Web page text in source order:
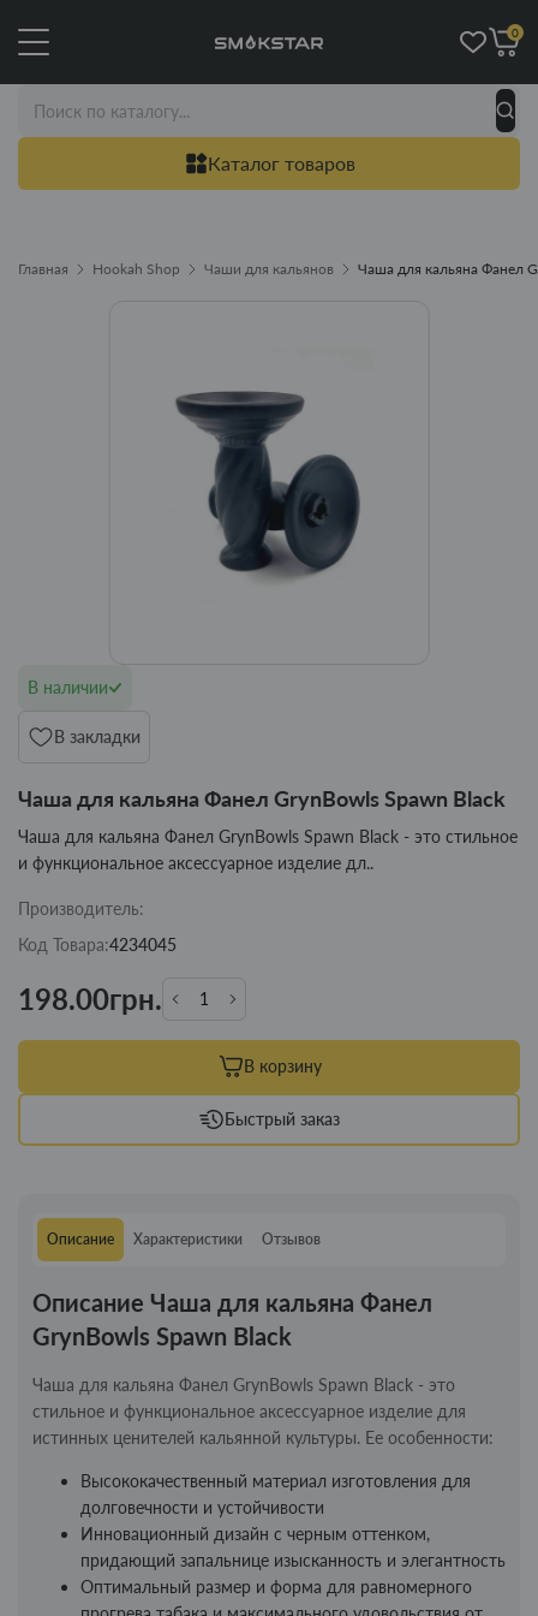
Каталог товаров
0
Главная Hookah Shop Чаши для кальянов Чаша для кальяна Фанел
В наличии
В закладки
Чаша для кальяна Фанел GrynBowls Spawn Black
Чаша для кальяна Фанел GrynBowls Spawn Black - это стильное
и функциональное аксессуарное изделие дл..
Производитель:
Код Товара:4234045
198.00грн.
В корзину
Быстрый заказ
Описание Характеристики Отзывов
Описание Чаша для кальяна Фанел
GrynBowls Spawn Black
Чаша для кальяна Фанел GrynBowls Spawn Black - это
стильное и функциональное аксессуарное изделие для
истинных ценителей кальянной культуры. Ее особенности:
Высококачественный материал изготовления для
долговечности и устойчивости
Инновационный дизайн с черным оттенком,
придающий запальнице изысканность и элегантность
Оптимальный размер и форма для равномерного